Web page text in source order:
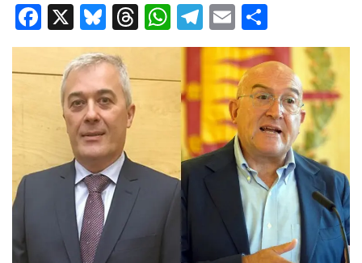
F
a
c
b
o
X
Bl
u
e
s
k
y
T
h
W
h
s
A
p
p
T
el
e
gr
a
m
E
m
ai
l
o
m
p
ar
ti
r